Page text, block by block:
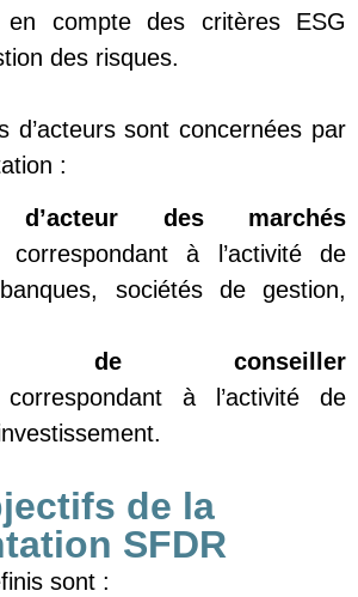
compte des critères ESG
des risques.
d’acteurs sont concernées par
:
d’acteur des marchés
correspondant à l’activité de
sociétés de gestion,
de conseiller
correspondant à l’activité de
de la
SFDR
sont :